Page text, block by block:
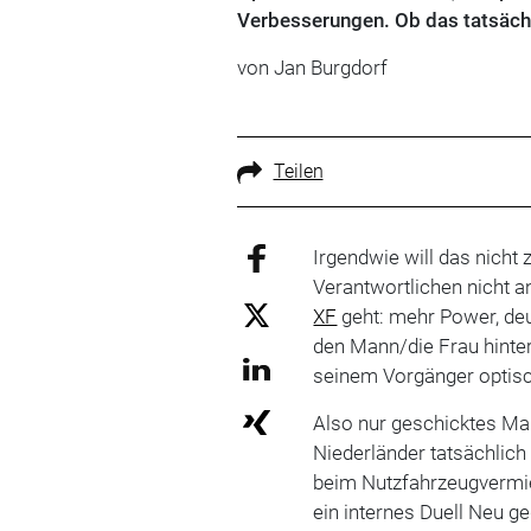
Verbesserungen. Ob das
von Jan Burgdorf
Teilen
Irgendwie will das nicht
Verantwortlichen nicht
XF geht: mehr Power,
den Mann/die Frau
seinem Vorgänger
Also nur geschicktes
Niederländer
beim
ein internes Duell Neu